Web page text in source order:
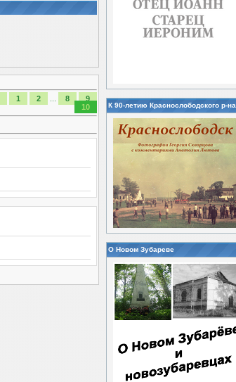
1 2 8
9
10
К 90-летию Краснослободского р-на
О Новом Зубареве